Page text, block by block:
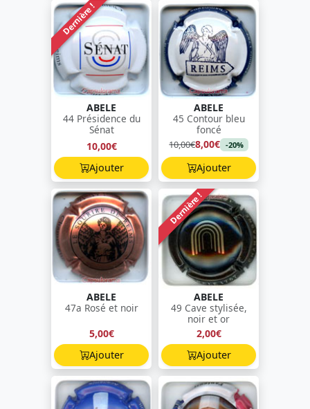
Dernière !
ABELE
44 Présidence du
Sénat
10,00€
Ajouter
ABELE
45 Contour bleu
foncé
10,00€8,00€ -20%
Ajouter
ABELE
47a Rosé et noir
5,00€
Ajouter
Dernière !
ABELE
49 Cave stylisée,
noir et or
2,00€
Ajouter